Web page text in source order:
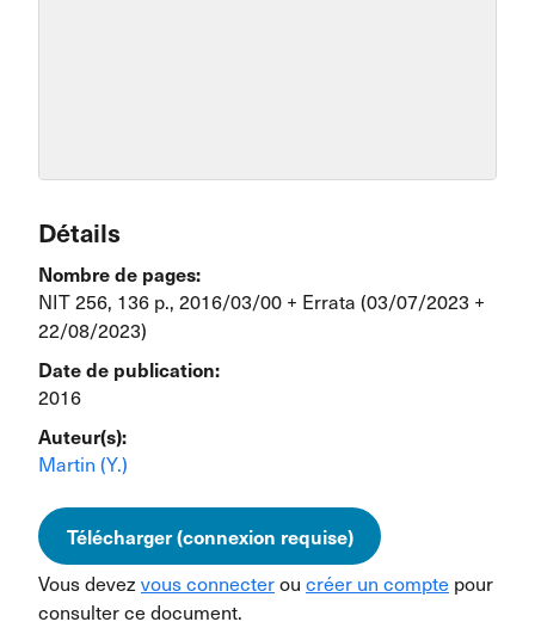
Détails
Nombre de pages:
NIT 256, 136 p., 2016/03/00 + Errata (03/07/2023 +
22/08/2023)
Date de publication:
2016
Auteur(s):
Martin (Y.)
Télécharger (connexion requise)
Vous devez vous connecterou créer un compte pour
consulter ce document.